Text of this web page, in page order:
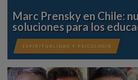
Marc Prensky en Chile:
soluciones para los
ESPIRITUALIDAD Y PSICOLOGÍA